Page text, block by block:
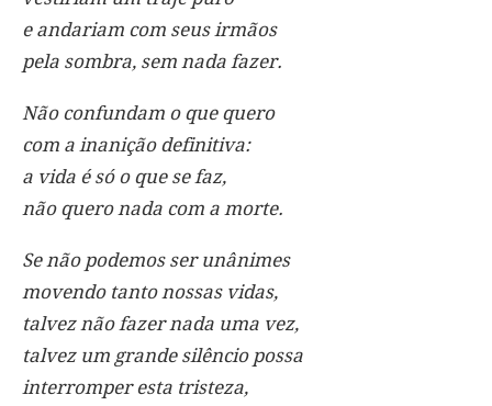
e andariam com seus irmãos
pela sombra, sem nada fazer.
Não confundam o que quero
com a inanição definitiva:
a vida é só o que se faz,
não quero nada com a morte.
Se não podemos ser unânimes
movendo tanto nossas vidas,
talvez não fazer nada uma vez,
talvez um grande silêncio possa
interromper esta tristeza,